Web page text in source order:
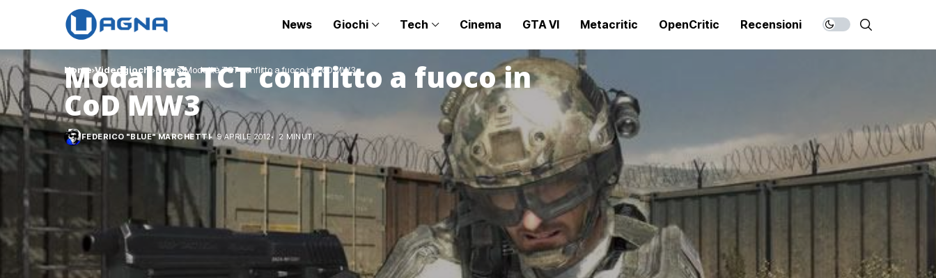
News Giochi Tech Cinema GTA VI Metacritic OpenCritic Recensioni
Home Videogiochi News Modalità TCT conflitto a fuoco in CoD MW3
Modalità TCT conflitto a fuoco in
CoD MW3
FEDERICO "BLUE" MARCHETTI 9 APRILE 2012 2 MINUTI